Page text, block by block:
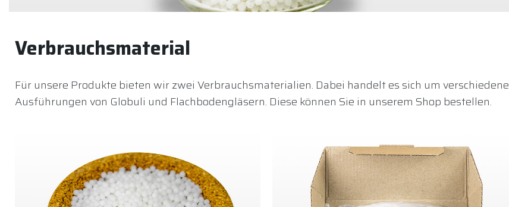
Verbrauchsmaterial
Für unsere Produkte bieten wir zwei Verbrauchsmaterialien. Dabei handelt es sich um verschiedene
Ausführungen von Globuli und Flachbodengläsern. Diese können Sie in unserem Shop bestellen.